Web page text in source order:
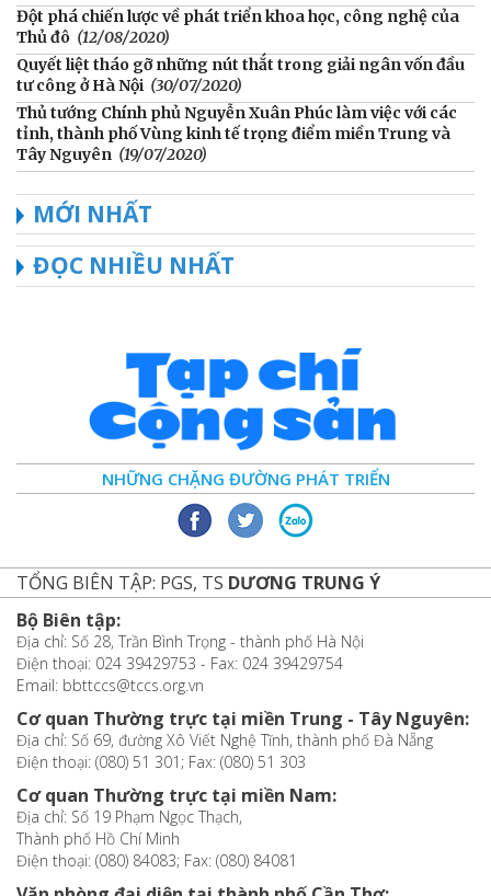
Đột phá chiến lược về phát triển khoa học, công nghệ của
Thủ đô (12/08/2020)
Quyết liệt tháo gỡ những nút thắt trong giải ngân vốn đầu
tư công ở Hà Nội (30/07/2020)
Thủ tướng Chính phủ Nguyễn Xuân Phúc làm việc với các
tỉnh, thành phố Vùng kinh tế trọng điểm miền Trung và
Tây Nguyên (19/07/2020)
MỚI NHẤT
ĐỌC NHIỀU NHẤT
NHỮNG CHẶNG ĐƯỜNG PHÁT TRIỂN
TỔNG BIÊN TẬP: PGS, TS DƯƠNG TRUNG Ý
Bộ Biên tập:
Địa chỉ: Số 28, Trần Bình Trọng - thành phố Hà Nội
Điện thoại: 024 39429753 - Fax: 024 39429754
Email: bbttccs@tccs.org.vn
Cơ quan Thường trực tại miền Trung - Tây Nguyên:
Địa chỉ: Số 69, đường Xô Viết Nghệ Tĩnh, thành phố Đà Nẵng
Điện thoại: (080) 51 301; Fax: (080) 51 303
Cơ quan Thường trực tại miền Nam:
Địa chỉ: Số 19 Phạm Ngọc Thạch,
Thành phố Hồ Chí Minh
Điện thoại: (080) 84083; Fax: (080) 84081